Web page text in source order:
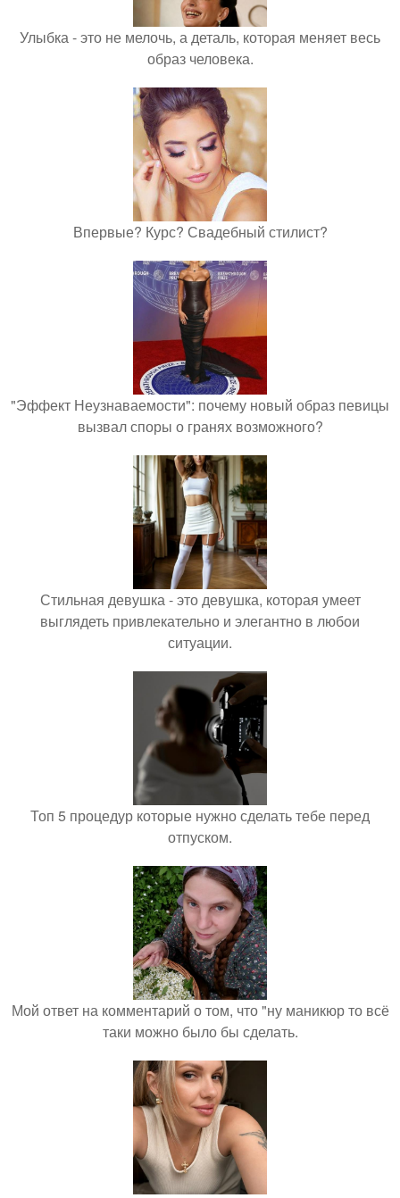
Улыбка - это не мелочь, а деталь, которая меняет весь
образ человека.
Впервые? Курс? Свадебный стилист?
"Эффект Неузнаваемости": почему новый образ певицы
вызвал споры о гранях возможного?
Стильная девушка - это девушка, которая умеет
выглядеть привлекательно и элегантно в любои
ситуации.
Топ 5 процедур которые нужно сделать тебе перед
отпуском.
Мой ответ на комментарий о том, что "ну маникюр то всё
таки можно было бы сделать.